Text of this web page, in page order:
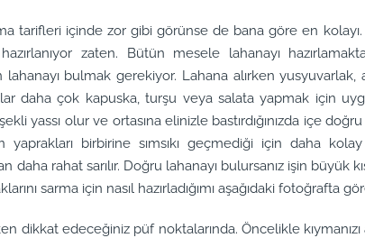
tarifleri içinde zor gibi görünse de bana göre en
zaten. Bütün mesele lahanayı
bulmak gerekiyor. Lahana alırken yusyuvarlak,
daha çok kapuska, turşu veya salata yapmak için
yassı olur ve ortasına elinizle bastırdığınızda içe
yaprakları birbirine sımsıkı geçmediği için daha
daha rahat sarılır. Doğru lahanayı bulursanız işin büyük
sarma için nasıl hazırladığımı aşağıdaki fotoğrafta
dikkat edeceğiniz püf noktalarında. Öncelikle